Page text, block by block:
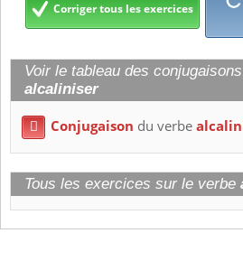
Corriger tous les exercices
Voir le tableau des
alcaliniser
 Conjugaison du verbe
Tous les exercices sur le verbe